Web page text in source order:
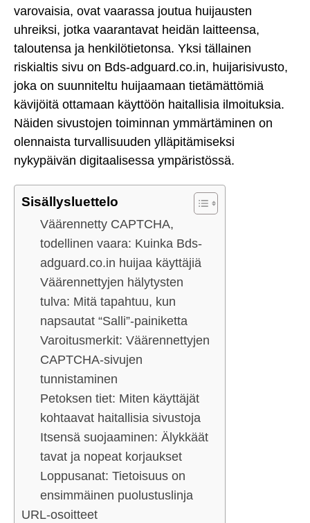
varovaisia, ovat vaarassa joutua huijausten
uhreiksi, jotka vaarantavat heidän laitteensa,
taloutensa ja henkilötietonsa. Yksi tällainen
riskialtis sivu on Bds-adguard.co.in, huijarisivusto,
joka on suunniteltu huijaamaan tietämättömiä
kävijöitä ottamaan käyttöön haitallisia ilmoituksia.
Näiden sivustojen toiminnan ymmärtäminen on
olennaista turvallisuuden ylläpitämiseksi
nykypäivän digitaalisessa ympäristössä.
Sisällysluettelo
Väärennetty CAPTCHA,
todellinen vaara: Kuinka Bds-
adguard.co.in huijaa käyttäjiä
Väärennettyjen hälytysten
tulva: Mitä tapahtuu, kun
napsautat “Salli”-painiketta
Varoitusmerkit: Väärennettyjen
CAPTCHA-sivujen
tunnistaminen
Petoksen tiet: Miten käyttäjät
kohtaavat haitallisia sivustoja
Itsensä suojaaminen: Älykkäät
tavat ja nopeat korjaukset
Loppusanat: Tietoisuus on
ensimmäinen puolustuslinja
URL-osoitteet